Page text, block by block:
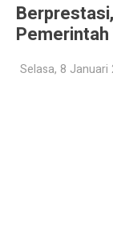
Pemerintah
Selasa, 8 Januari